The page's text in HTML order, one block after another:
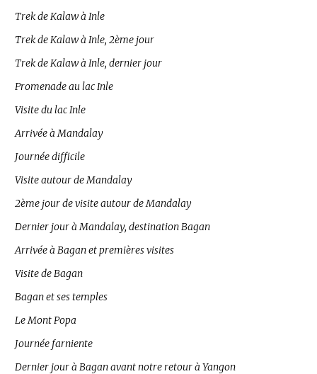
Trek de Kalaw à Inle
Trek de Kalaw à Inle, 2ème jour
Trek de Kalaw à Inle, dernier jour
Promenade au lac Inle
Visite du lac Inle
Arrivée à Mandalay
Journée difficile
Visite autour de Mandalay
2ème jour de visite autour de Mandalay
Dernier jour à Mandalay, destination Bagan
Arrivée à Bagan et premières visites
Visite de Bagan
Bagan et ses temples
Le Mont Popa
Journée farniente
Dernier jour à Bagan avant notre retour à Yangon